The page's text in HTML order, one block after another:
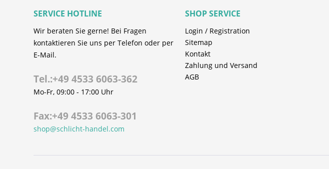
SERVICE HOTLINE
Wir beraten Sie gerne! Bei Fragen
kontaktieren Sie uns per Telefon oder per
E-Mail.
Tel.:+49 4533 6063-362
Mo-Fr, 09:00 - 17:00 Uhr
Fax:+49 4533 6063-301
shop@schlicht-handel.com
SHOP SERVICE
Login / Registration
Sitemap
Kontakt
Zahlung und Versand
AGB